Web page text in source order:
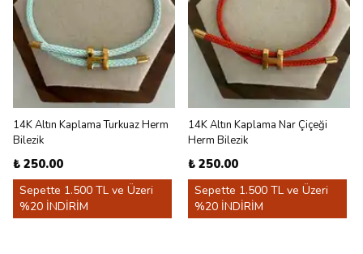
14K Altın Kaplama Turkuaz Herm
Bilezik
₺ 250.00
Sepette 1.500 TL ve Üzeri
%20 İNDİRİM
14K Altın Kaplama Nar Çiçeği
Herm Bilezik
₺ 250.00
Sepette 1.500 TL ve Üzeri
%20 İNDİRİM